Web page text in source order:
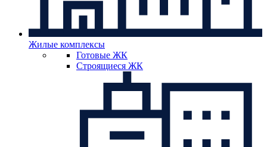
Жилые комплексы
Готовые ЖК
Строящиеся ЖК